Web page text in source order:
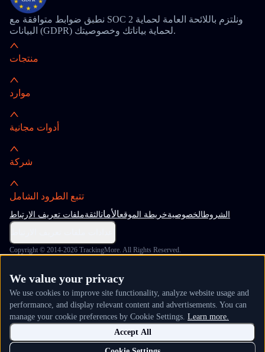
نطبق ضوابط متوافقة مع SOC 2 ونلتزم باللائحة العامة لحماية
البيانات (GDPR) لحماية بياناتك وخصوصيتك.
منتجات
موارد
أدوات مجانية
شركة
تتبع الطرود الشامل
الشروطالخصوصيةخريطة الموقعالأمانالثقةملفات تعريف الارتباط
Copyright © 2014-2026 TrackingMore. All Rights Reserved.
We value your privacy
We use cookies to improve site functionality, analyze website usage and
performance, and display relevant content and advertisements. You can
manage your cookie preferences by Cookie Settings. Learn more.
Accept All